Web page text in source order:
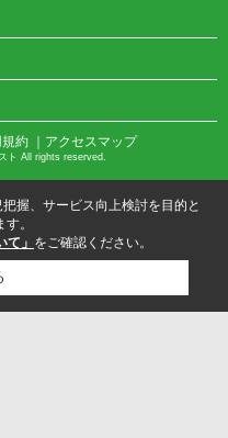
約 ｜アクセスマップ
ト All rights reserved.
握、サービス向上検討を目的と
。
て」 をご確認ください。